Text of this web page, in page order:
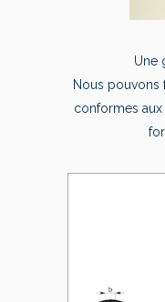
Une
Nous pouvons
conformes